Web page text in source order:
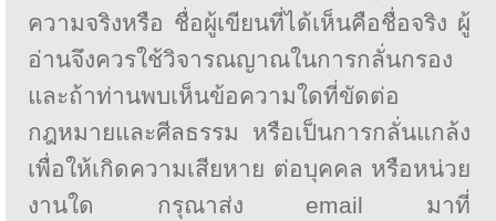
ความจริงหรือ ชื่อผู้เขียนที่ได้เห็นคือชื่อจริง ผู้
อ่านจึงควรใช้วิจารณญาณในการกลั่นกรอง
และถ้าท่านพบเห็นข้อความใดที่ขัดต่อ
กฎหมายและศีลธรรม หรือเป็นการกลั่นแกล้ง
เพื่อให้เกิดความเสียหาย ต่อบุคคล หรือหน่วย
งานใด กรุณาส่ง email มาที่